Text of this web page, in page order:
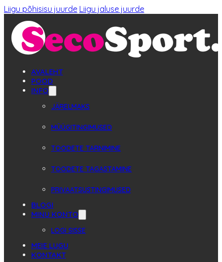
Liigu põhisisu juurde Liigu jaluse juurde
AVALEHT
POOD
INFO
JÄRELMAKS
MÜÜGITINGIMUSED
TOODETE TARNIMINE
TOODETE TAGASTAMINE
PRIVAATSUSTINGIMUSED
BLOGI
MINU KONTO
LOGI SISSE
MEIE LUGU
KONTAKT